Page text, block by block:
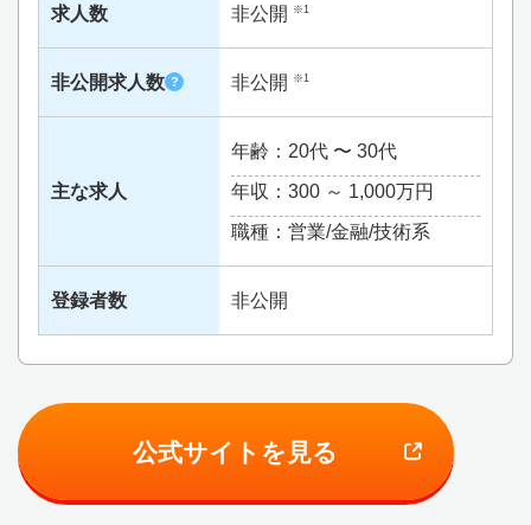
求人数 非公開 ※1
非公開求人数 ? 非公開 ※1
主な求人
年齢：20代 〜 30代
年収：300 ～ 1,000万円
職種：営業/金融/技術系
登録者数 非公開
公式サイトを見る